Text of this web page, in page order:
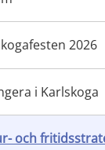
2026
i Karlskoga
och